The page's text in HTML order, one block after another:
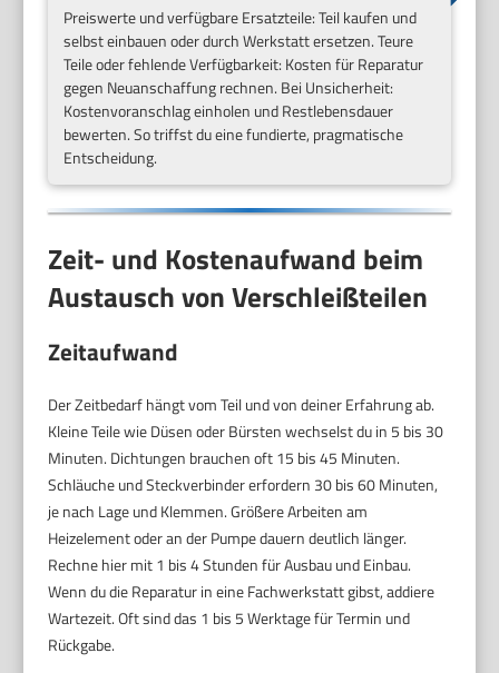
Preiswerte und verfügbare Ersatzteile: Teil kaufen und
selbst einbauen oder durch Werkstatt ersetzen. Teure
Teile oder fehlende Verfügbarkeit: Kosten für Reparatur
gegen Neuanschaffung rechnen. Bei Unsicherheit:
Kostenvoranschlag einholen und Restlebensdauer
bewerten. So triffst du eine fundierte, pragmatische
Entscheidung.
Zeit- und Kostenaufwand beim
Austausch von Verschleißteilen
Zeitaufwand
Der Zeitbedarf hängt vom Teil und von deiner Erfahrung ab.
Kleine Teile wie Düsen oder Bürsten wechselst du in 5 bis 30
Minuten. Dichtungen brauchen oft 15 bis 45 Minuten.
Schläuche und Steckverbinder erfordern 30 bis 60 Minuten,
je nach Lage und Klemmen. Größere Arbeiten am
Heizelement oder an der Pumpe dauern deutlich länger.
Rechne hier mit 1 bis 4 Stunden für Ausbau und Einbau.
Wenn du die Reparatur in eine Fachwerkstatt gibst, addiere
Wartezeit. Oft sind das 1 bis 5 Werktage für Termin und
Rückgabe.